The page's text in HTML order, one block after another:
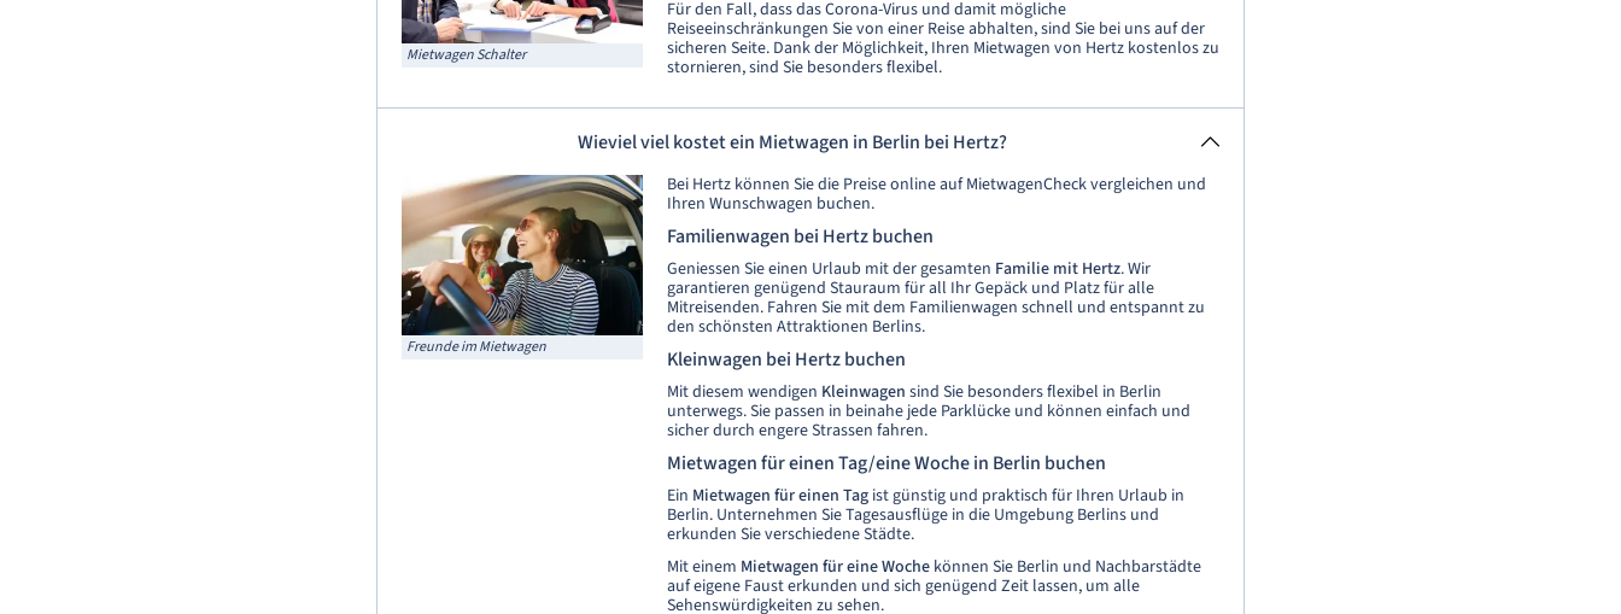
Mietwagen Schalter
Für den Fall, dass das Corona-Virus und damit mögliche
Reiseeinschränkungen Sie von einer Reise abhalten, sind Sie bei uns auf der
sicheren Seite. Dank der Möglichkeit, Ihren Mietwagen von Hertz kostenlos zu
stornieren, sind Sie besonders flexibel.
Wieviel viel kostet ein Mietwagen in Berlin bei Hertz?
Freunde im Mietwagen
Bei Hertz können Sie die Preise online auf MietwagenCheck vergleichen und
Ihren Wunschwagen buchen.
Familienwagen bei Hertz buchen
Geniessen Sie einen Urlaub mit der gesamten Familie mit Hertz. Wir
garantieren genügend Stauraum für all Ihr Gepäck und Platz für alle
Mitreisenden. Fahren Sie mit dem Familienwagen schnell und entspannt zu
den schönsten Attraktionen Berlins.
Kleinwagen bei Hertz buchen
Mit diesem wendigen Kleinwagen sind Sie besonders flexibel in Berlin
unterwegs. Sie passen in beinahe jede Parklücke und können einfach und
sicher durch engere Strassen fahren.
Mietwagen für einen Tag/eine Woche in Berlin buchen
Ein Mietwagen für einen Tag ist günstig und praktisch für Ihren Urlaub in
Berlin. Unternehmen Sie Tagesausflüge in die Umgebung Berlins und
erkunden Sie verschiedene Städte.
Mit einem Mietwagen für eine Woche können Sie Berlin und Nachbarstädte
auf eigene Faust erkunden und sich genügend Zeit lassen, um alle
Sehenswürdigkeiten zu sehen.